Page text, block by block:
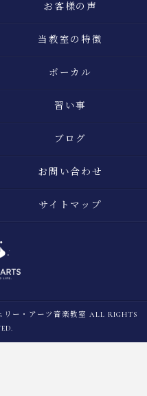
お客様の声
当教室の特徴
ボーカル
習い事
ブログ
お問い合わせ
サイトマップ
リー・アーツ音楽教室 ALL RIGHTS